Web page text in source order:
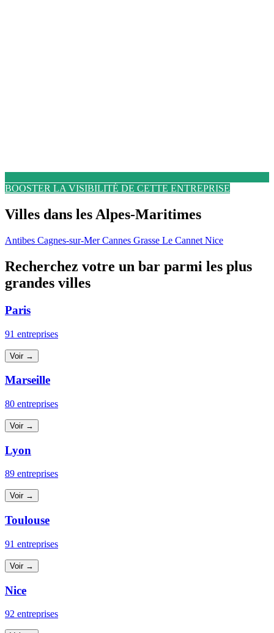
BOOSTER LA VISIBILITÉ DE CETTE ENTREPRISE
Villes dans les Alpes-Maritimes
Antibes Cagnes-sur-MerCannes Grasse Le Cannet Nice
Recherchez votre un bar parmi les plus
grandes villes
Paris
91 entreprises
Voir →
Marseille
80 entreprises
Voir →
Lyon
89 entreprises
Voir →
Toulouse
91 entreprises
Voir →
Nice
92 entreprises